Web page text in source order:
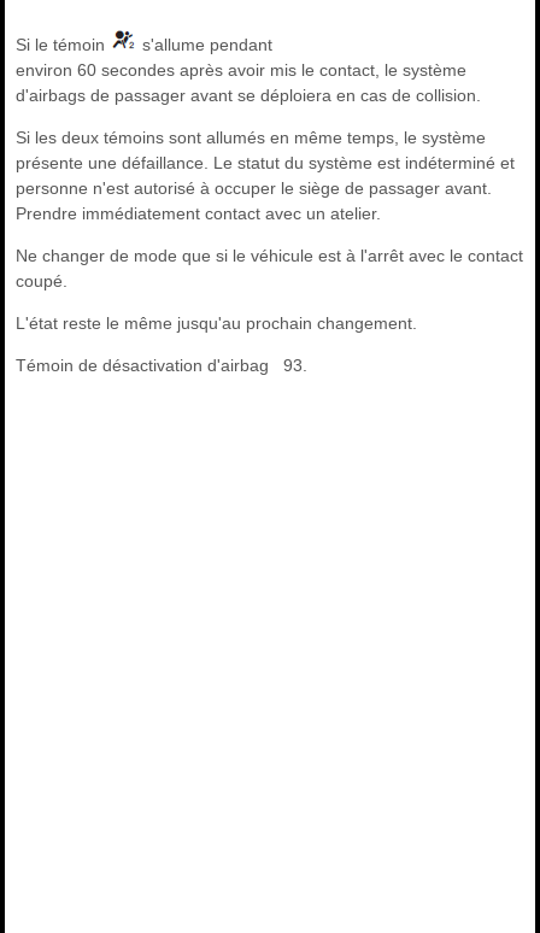
Si le témoin
s'allume pendant
environ 60 secondes après avoir mis le contact, le système
d'airbags de passager avant se déploiera en cas de collision.
Si les deux témoins sont allumés en même temps, le système
présente une défaillance. Le statut du système est indéterminé et
personne n'est autorisé à occuper le siège de passager avant.
Prendre immédiatement contact avec un atelier.
Ne changer de mode que si le véhicule est à l'arrêt avec le contact
coupé.
L'état reste le même jusqu'au prochain changement.
Témoin de désactivation d'airbag 93.